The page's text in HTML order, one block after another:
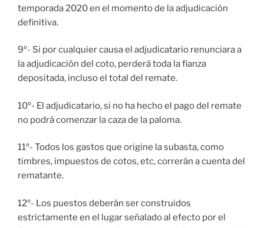
temporada 2020 en el momento de la adjudicación
definitiva.
9º- Si por cualquier causa el adjudicatario renunciara a
la adjudicación del coto, perderá toda la fianza
depositada, incluso el total del remate.
10º- El adjudicatario, si no ha hecho el pago del remate
no podrá comenzar la caza de la paloma.
11º- Todos los gastos que origine la subasta, como
timbres, impuestos de cotos, etc, correrán a cuenta del
rematante.
12º- Los puestos deberán ser construidos
estrictamente en el lugar señalado al efecto por el